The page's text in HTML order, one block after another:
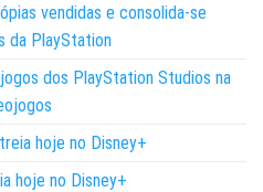
vendidas e consolida-se
da PlayStation
dos PlayStation Studios na
hoje no Disney+
hoje no Disney+